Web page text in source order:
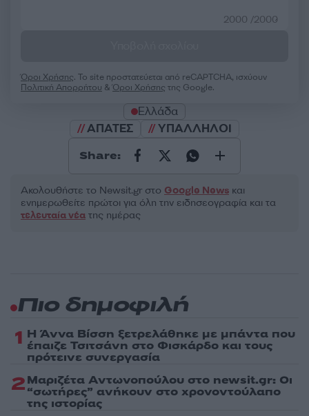
2000 /2000
Όροι Χρήσης. Το site προστατεύεται από reCAPTCHA, ισχύουν
Πολιτική Απορρήτου &Όροι Χρήσης της Google.
Ελλάδα
ΑΠΑΤΕΣ
ΥΠΑΛΛΗΛΟΙ
Share:
Ακολουθήστε το Νewsit.gr στο Google News και
ενημερωθείτε πρώτοι για όλη την ειδησεογραφία και τα
τελευταία νέα της ημέρας
Πιο δημοφιλή
1 Η Άννα Βίσση ξετρελάθηκε με μπάντα που
έπαιζε Τσιτσάνη στο Φισκάρδο και τους
πρότεινε συνεργασία
2Μαριζέτα Αντωνοπούλου στο newsit.gr: Οι
“σωτήρες” ανήκουν στο χρονοντούλαπο
της ιστορίας